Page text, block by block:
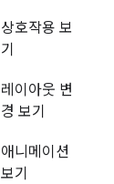
상호작용 보
기
레이아웃 변
경 보기
애니메이션
보기